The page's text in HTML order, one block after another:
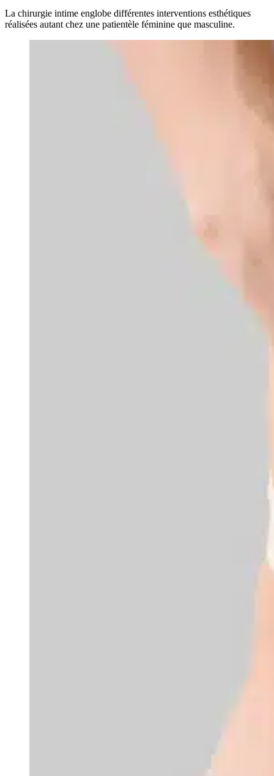
La chirurgie intime englobe différentes interventions esthétiques
réalisées autant chez une patientèle féminine que masculine.